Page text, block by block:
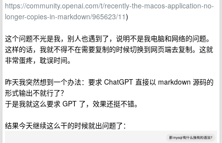
https://community.openai.com/t/recently-the-macos-application-no-
longer-copies-in-markdown/965623/11)
这个问题不光是我，别人也遇到了，说明不是我电脑和网络的问题。
这样的话，我就不得不在需要复制的时候切换到网页端去复制。这就
非常蛋疼，耽误时间。
昨天我突然想到一个办法：要求 ChatGPT 直接以 markdown 源码的
形式输出不就行了？
于是我就这么要求 GPT 了，效果还挺不错。
结果今天继续这么干的时候就出问题了：